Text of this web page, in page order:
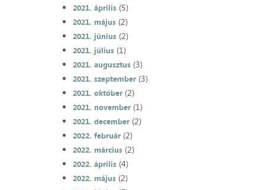
2021. április(5)
2021. május(2)
2021. június(2)
2021. július(1)
2021. augusztus(3)
2021. szeptember(3)
2021. október(2)
2021. november(1)
2021. december(2)
2022. február(2)
2022. március(2)
2022. április(4)
2022. május(2)